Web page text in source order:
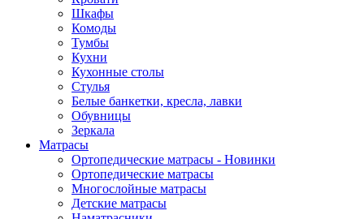
Шкафы
Комоды
Тумбы
Кухни
Кухонные столы
Стулья
Белые банкетки, кресла, лавки
Обувницы
Зеркала
Матрасы
Ортопедические матрасы - Новинки
Ортопедические матрасы
Многослойные матрасы
Детские матрасы